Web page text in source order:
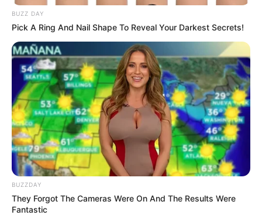
BUZZ DAY
Pick A Ring And Nail Shape To Reveal Your Darkest Secrets!
BUZZDAY
They Forgot The Cameras Were On And The Results Were
Fantastic